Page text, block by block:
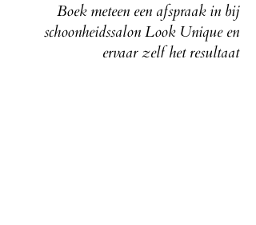
Boek meteen een afspraak in bij
schoonheidssalon Look Unique en
ervaar zelf het resultaat